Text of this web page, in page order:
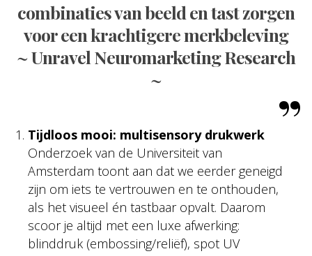
combinaties van beeld en tast zorgen
voor een krachtigere merkbeleving
~ Unravel Neuromarketing Research
~
Tijdloos mooi: multisensory drukwerk
Onderzoek van de Universiteit van
Amsterdam toont aan dat we eerder geneigd
zijn om iets te vertrouwen en te onthouden,
als het visueel én tastbaar opvalt. Daarom
scoor je altijd met een luxe afwerking:
blinddruk (embossing/reliëf), spot UV